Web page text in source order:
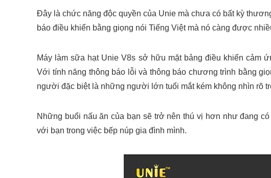
Đây là chức năng độc quyền của Unie mà chưa có bất kỳ
báo điều khiển bằng giọng nói Tiếng Việt mà nó càng được
Máy làm sữa hạt Unie V8s sở hữu mặt bảng điều khiển cảm
Với tính năng thông báo lỗi và thông báo chương trình bằng
người đặc biệt là những người lớn tuổi mắt kém không nhìn rõ
Những buổi nấu ăn của bạn sẽ trở nên thú vị hơn như đang
với bạn trong việc bếp núp gia đình mình.